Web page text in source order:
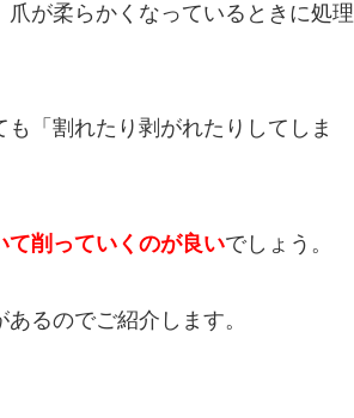
が柔らかくなっているときに処理
「割れたり剥がれたりしてしま
て削っていくのが良いでしょう。
るのでご紹介します。